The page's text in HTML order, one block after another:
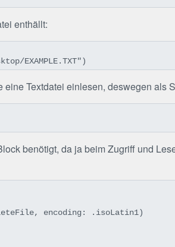
enthällt:
EXAMPLE.TXT")
Textdatei einlesen, deswegen als
benötigt, da ja beim Zugriff und